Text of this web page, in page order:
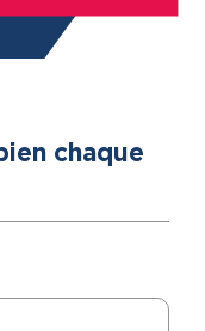
chaque